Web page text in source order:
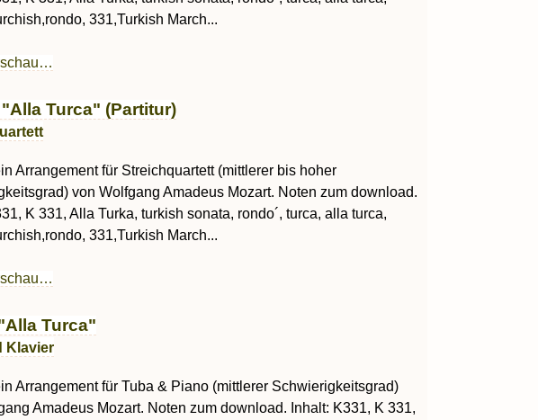
331,Turkish March...
Turca" (Partitur)
Arrangement für Streichquartett (mittlerer bis hoher
von Wolfgang Amadeus Mozart. Noten zum download.
K 331, Alla Turka, turkish sonata, rondo´, turca, alla turca,
331,Turkish March...
Turca"
Klavier
Arrangement für Tuba & Piano (mittlerer Schwierigkeitsgrad)
Amadeus Mozart. Noten zum download. Inhalt: K331, K 331,